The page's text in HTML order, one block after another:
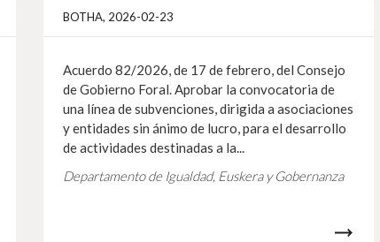
Info gehiagoBOTHA, 2026-02-23
Acuerdo 82/2026, de 17 de febrero, del Consejo
de Gobierno Foral. Aprobar la convocatoria de
una línea de subvenciones, dirigida a asociaciones
y entidades sin ánimo de lucro, para el desarrollo
de actividades destinadas a la...
Departamento de Igualdad, Euskera y Gobernanza